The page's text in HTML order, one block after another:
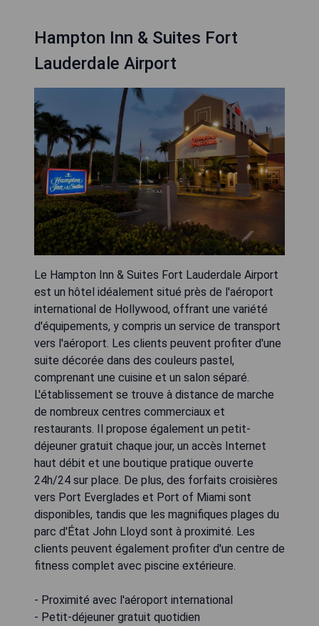
Hampton Inn & Suites Fort
Lauderdale Airport
Le Hampton Inn & Suites Fort Lauderdale Airport
est un hôtel idéalement situé près de l'aéroport
international de Hollywood, offrant une variété
d'équipements, y compris un service de transport
vers l'aéroport. Les clients peuvent profiter d'une
suite décorée dans des couleurs pastel,
comprenant une cuisine et un salon séparé.
L'établissement se trouve à distance de marche
de nombreux centres commerciaux et
restaurants. Il propose également un petit-
déjeuner gratuit chaque jour, un accès Internet
haut débit et une boutique pratique ouverte
24h/24 sur place. De plus, des forfaits croisières
vers Port Everglades et Port of Miami sont
disponibles, tandis que les magnifiques plages du
parc d'État John Lloyd sont à proximité. Les
clients peuvent également profiter d'un centre de
fitness complet avec piscine extérieure.
- Proximité avec l'aéroport international
- Petit-déjeuner gratuit quotidien